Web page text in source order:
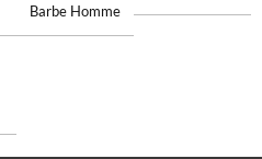
Barbe Homme